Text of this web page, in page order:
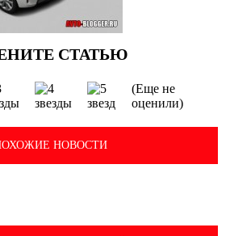
(Еще не
оценили)
НОВОСТИ